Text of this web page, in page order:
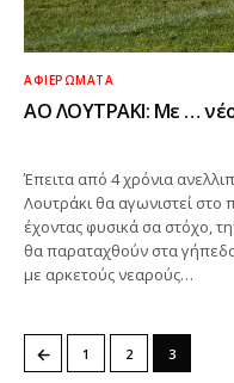
ΑΦΙΕΡΏΜΑΤΑ
ΑΟ ΛΟΥΤΡΑΚΙ: Με …
Έπειτα από 4 χρόνια
Λουτράκι θα αγωνιστεί στο
έχοντας φυσικά σα στόχο,
θα παραταχθούν στα
με αρκετούς νεαρούς…
← 1 2 3